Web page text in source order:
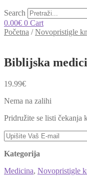
Search
0.00€ 0 Cart
Početna /Novopristigle
Biblijska
19.99€
Nema na zalihi
Pridružite se listi čekanja
Kategorija
Medicina, Novopristigle